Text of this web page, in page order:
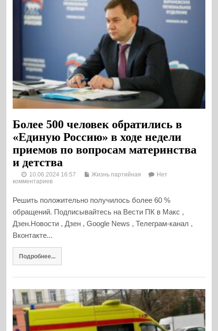
Более 500 человек обратились в
«Единую Россию» в ходе недели
приемов по вопросам материнства
и детства
10.06.2024 16:57 Жизнь партийная
Нет
комментариев
Решить положительно получилось более 60 %
обращений. Подписывайтесь на Вести ПК в Макс ,
Дзен.Новости , Дзен , Google News , Телеграм-канал ,
Вконтакте...
Подробнее...